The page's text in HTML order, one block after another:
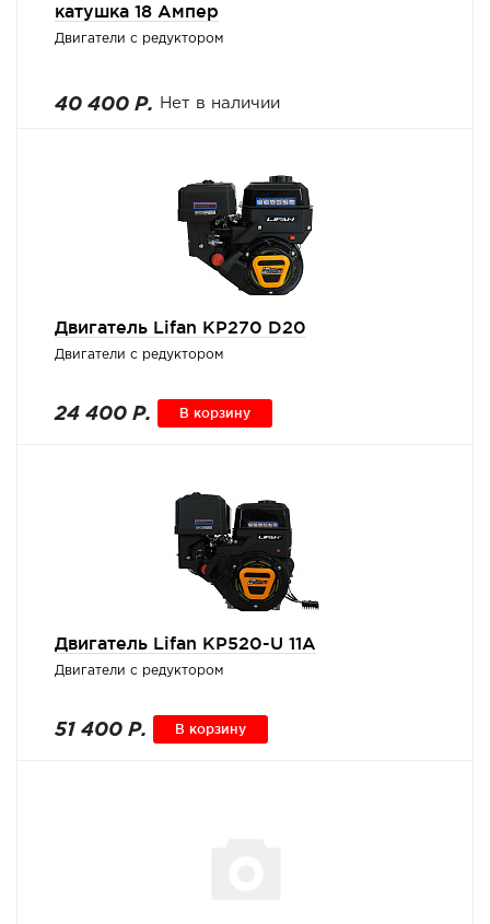
катушка 18 Ампер
Двигатели с редуктором
40 400 Р. Нет в наличии
Двигатель Lifan KP270 D20
Двигатели с редуктором
24 400 Р. В корзину
Двигатель Lifan KP520-U 11A
Двигатели с редуктором
51 400 Р. В корзину